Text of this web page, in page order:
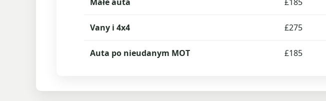
Vany i 4x4 £275
Auta po nieudanym MOT £185